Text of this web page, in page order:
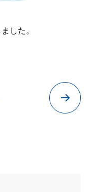
した。